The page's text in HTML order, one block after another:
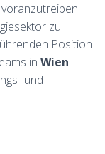
voranzutreiben
zu
Position
in Wien
und